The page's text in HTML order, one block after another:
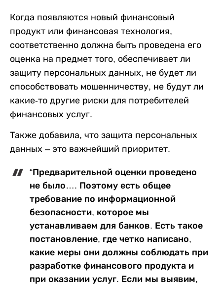
Когда появляются новый финансовый
продукт или финансовая технология,
соответственно должна быть проведена его
оценка на предмет того, обеспечивает ли
защиту персональных данных, не будет ли
способствовать мошенничеству, не будут ли
какие-то другие риски для потребителей
финансовых услуг.
Также добавила, что защита персональных
данных – это важнейший приоритет.
“Предварительной оценки проведено
не было…. Поэтому есть общее
требование по информационной
безопасности, которое мы
устанавливаем для банков. Есть такое
постановление, где четко написано,
какие меры они должны соблюдать при
разработке финансового продукта и
при оказании услуг. Если мы выявим,